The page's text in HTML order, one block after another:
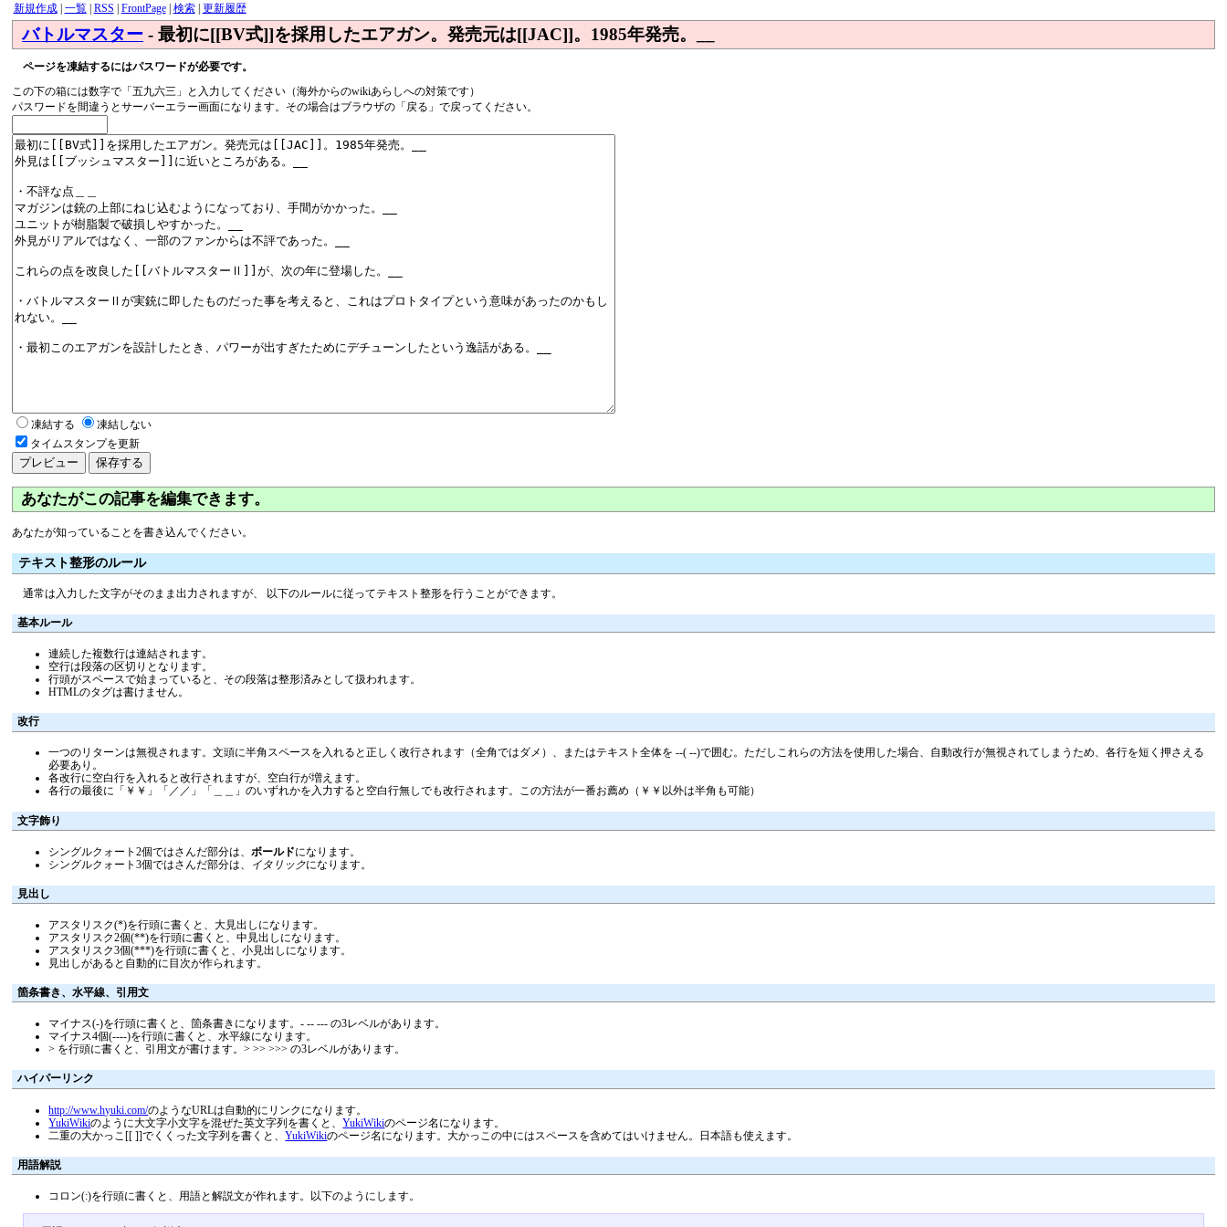
新規作成| 一覧| RSS FrontPage| 検索| 更新履歴
バトルマスター - 最初に[[BV式]]を採用したエアガン。発売元は[[JAC]]。1985年発売。__
ページを凍結するにはパスワードが必要です。
この下の箱には数字で「五九六三」と入力してください（海外からのwikiあらしへの対策です）
パスワードを間違うとサーバーエラー画面になります。その場合はブラウザの「戻る」で戻ってください。
凍結する
凍結しない
タイムスタンプを更新
あなたがこの記事を編集できます。
あなたが知っていることを書き込んでください。
テキスト整形のルール
通常は入力した文字がそのまま出力されますが、 以下のルールに従ってテキスト整形を行うことができます。
基本ルール
連続した複数行は連結されます。
空行は段落の区切りとなります。
行頭がスペースで始まっていると、その段落は整形済みとして扱われます。
HTMLのタグは書けません。
改行
一つのリターンは無視されます。文頭に半角スペースを入れると正しく改行されます（全角ではダメ）、またはテキスト全体を --( --)で囲む。ただしこれらの方法を使用した場合、自動改行が無視されてしまうため、各行を短く押さえる
必要あり。
各改行に空白行を入れると改行されますが、空白行が増えます。
各行の最後に「￥￥」「／／」「＿＿」のいずれかを入力すると空白行無しでも改行されます。この方法が一番お薦め（￥￥以外は半角も可能）
文字飾り
シングルクォート2個ではさんだ部分は、 ボールドになります。
シングルクォート3個ではさんだ部分は、
イタリックになります。
見出し
アスタリスク(*)を行頭に書くと、大見出しになります。
アスタリスク2個(**)を行頭に書くと、中見出しになります。
アスタリスク3個(***)を行頭に書くと、小見出しになります。
見出しがあると自動的に目次が作られます。
箇条書き、水平線、引用文
マイナス(-)を行頭に書くと、箇条書きになります。- -- --- の3レベルがあります。
マイナス4個(----)を行頭に書くと、水平線になります。
> を行頭に書くと、引用文が書けます。> >> >>> の3レベルがあります。
ハイパーリンク
http://www.hyuki.com/のようなURLは自動的にリンクになります。
YukiWikiのように大文字小文字を混ぜた英文字列を書くと、YukiWikiのページ名になります。
二重の大かっこ[[ ]]でくくった文字列を書くと、YukiWikiのページ名になります。大かっこの中にはスペースを含めてはいけません。日本語も使えます。
用語解説
コロン(:)を行頭に書くと、用語と解説文が作れます。以下のようにします。